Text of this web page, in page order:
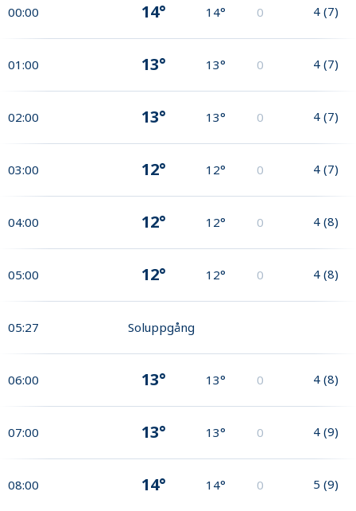
00:00 14° 14° 0 4 (7)
01:00 13° 13° 0 4 (7)
02:00 13° 13° 0 4 (7)
03:00 12° 12° 0 4 (7)
04:00 12° 12° 0 4 (8)
05:00 12° 12° 0 4 (8)
05:27 Soluppgång
06:00 13° 13° 0 4 (8)
07:00 13° 13° 0 4 (9)
08:00 14° 14° 0 5 (9)